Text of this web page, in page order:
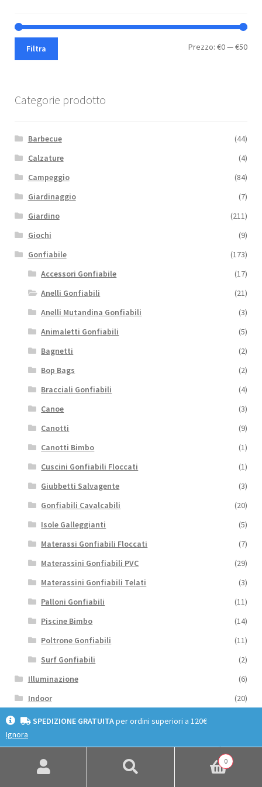
Filtra Prezzo: €0—€50
Categorie prodotto
Barbecue
(44)
Calzature
(4)
Campeggio
(84)
Giardinaggio
(7)
Giardino
(211)
Giochi
(9)
Gonfiabile
(173)
Accessori Gonfiabile
(17)
Anelli Gonfiabili
(21)
Anelli Mutandina Gonfiabili
(3)
Animaletti Gonfiabili
(5)
Bagnetti
(2)
Bop Bags
(2)
Bracciali Gonfiabili
(4)
Canoe
(3)
Canotti
(9)
Canotti Bimbo
(1)
Cuscini Gonfiabili Floccati
(1)
Giubbetti Salvagente
(3)
Gonfiabili Cavalcabili
(20)
Isole Galleggianti
(5)
Materassi Gonfiabili Floccati
(7)
Materassini Gonfiabili PVC
(29)
Materassini Gonfiabili Telati
(3)
Palloni Gonfiabili
(11)
Piscine Bimbo
(14)
Poltrone Gonfiabili
(11)
Surf Gonfiabili
(2)
Illuminazione
(6)
Indoor
(20)
Linea Bimbo
Natale
Outdoor
0
SPEDIZIONE GRATUITAper ordini superiori a 120€
Ignora